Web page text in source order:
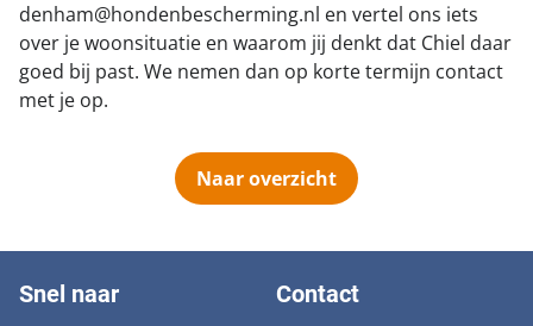
denham@hondenbescherming.nl en vertel ons iets
over je woonsituatie en waarom jij denkt dat Chiel daar
goed bij past. We nemen dan op korte termijn contact
met je op.
Naar overzicht
Snel naar Contact